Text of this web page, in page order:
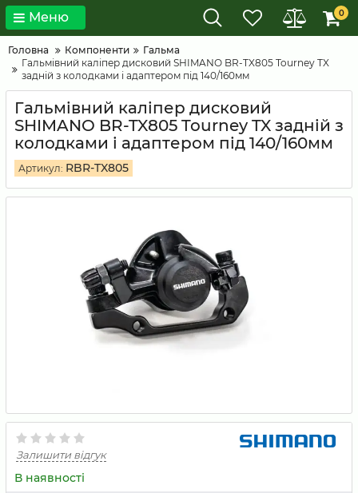
Меню 0
Головна Компоненти
Гальма
Гальмівний каліпер дисковий SHIMANO BR-TX805 Tourney TX
задній з колодками і адаптером під 140/160мм
Гальмівний каліпер дисковий
SHIMANO BR-TX805 Tourney TX задній з
колодками і адаптером під 140/160мм
Артикул: RBR-TX805
Залишити відгук
В наявності